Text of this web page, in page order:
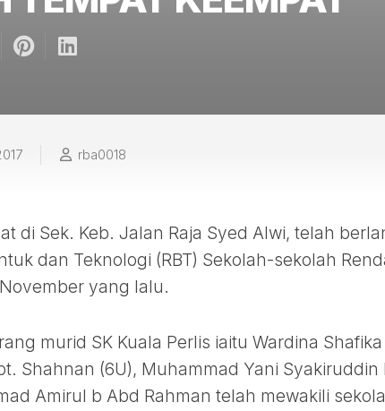
rba0018
di Sek. Keb. Jalan Raja Syed Alwi, telah
dan Teknologi (RBT) Sekolah-sekolah
yang lalu.
murid SK Kuala Perlis iaitu Wardina
Shahnan (6U), Muhammad Yani Syakiruddin
Amirul b Abd Rahman telah mewakili